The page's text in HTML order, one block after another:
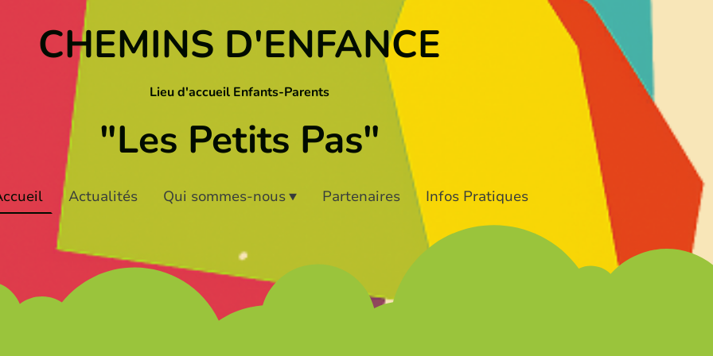
CHEMINS D'ENFANCE
Lieu d'accueil Enfants-Parents
"Les Petits Pas"
Actualités Qui sommes-nous Partenaires Infos Pratiques